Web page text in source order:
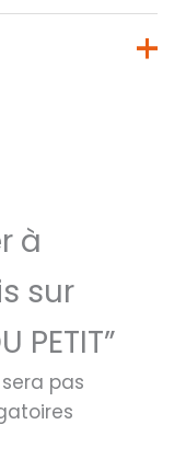
à
sur
PETIT”
pas